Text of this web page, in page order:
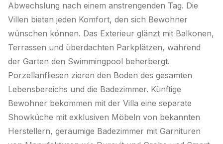
Abwechslung nach einem anstrengenden Tag. Die
Villen bieten jeden Komfort, den sich Bewohner
wünschen können. Das Exterieur glänzt mit Balkonen,
Terrassen und überdachten Parkplätzen, während
der Garten den Swimmingpool beherbergt.
Porzellanfliesen zieren den Boden des gesamten
Lebensbereichs und die Badezimmer. Künftige
Bewohner bekommen mit der Villa eine separate
Showküche mit exklusiven Möbeln von bekannten
Herstellern, geräumige Badezimmer mit Garnituren